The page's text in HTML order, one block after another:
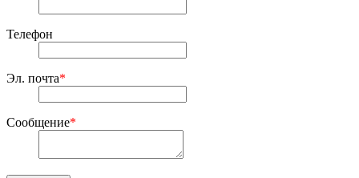
Телефон
Эл. почта*
Сообщение*